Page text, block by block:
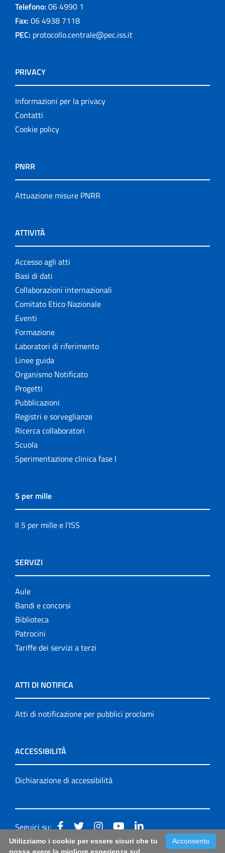
Telefono: 06 4990 1
Fax: 06 4938 7118
PEC: protocollo.centrale@pec.iss.it
PRIVACY
Informazioni per la privacy
Contatti
Cookie policy
PNRR
Attuazione misure PNRR
ATTIVITÀ
Accesso agli atti
Basi di dati
Collaborazioni internazionali
Comitato Etico Nazionale
Eventi
Formazione
Laboratori di riferimento
Linee guida
Organismo Notificato
Progetti
Pubblicazioni
Registri e sorveglianze
Ricerca collaboratori
Scuola
Sperimentazione clinica fase I
5 per mille
Il 5 per mille e l'ISS
SERVIZI
Aule
Bandi e concorsi
Biblioteca
Patrocini
Tariffe dei servizi a terzi
ATTI DI NOTIFICA
Atti di notificazione per pubblici proclami
ACCESSIBILITÀ
Dichiarazione di accessibilità
Seguici su:
Accessibilità: form di segnalazione di prima istanza per
Acconsento
Utilizziamo i cookie per essere sicuri che tu